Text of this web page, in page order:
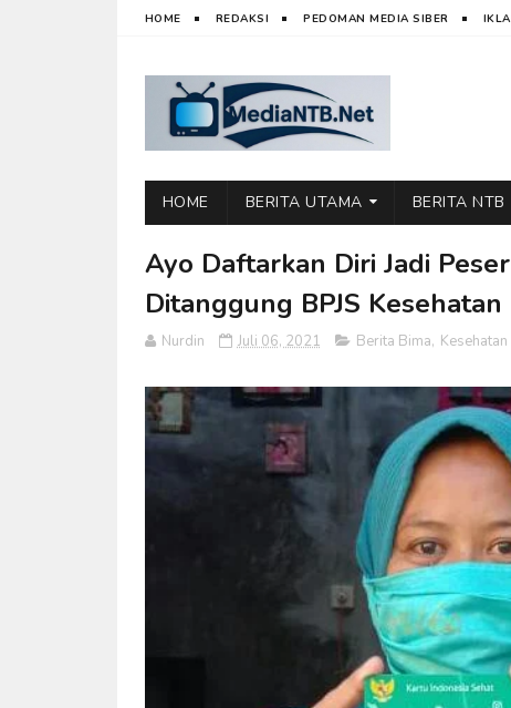
HOME REDAKSI PEDOMAN MEDIA SIBER
HOME BERITA UTAMA BERITA NTB
Ayo Daftarkan Diri Jadi
Ditanggung BPJS Kesehatan
Nurdin Juli 06, 2021 Berita Bima, Kesehatan